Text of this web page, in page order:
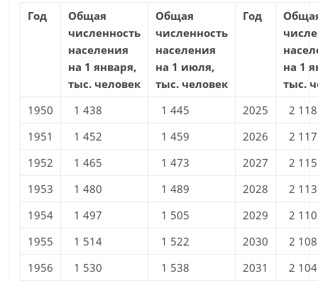
Год
Общая
численность
населения
на 1 января,
тыс. человек
Общая
численность
населения
на 1 июля,
тыс. человек
Год
на 1
тыс.
1950
1 438 1 445 2025
2 118
1951
1 452 1 459 2026
2 117
1952
1 465 1 473 2027
2 115
1953
1 480 1 489 2028
2 113
1954
1 497 1 505 2029
2 110
1955
1 514 1 522 2030
2 108
1956
1 530 1 538 2031
2 104